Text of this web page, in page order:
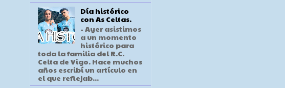
Día histórico
con As Celtas.
- Ayer asistimos
a un momento
histórico para
toda la familia del R.C.
Celta de Vigo. Hace muchos
años escribí un artículo en
el que reflejab...